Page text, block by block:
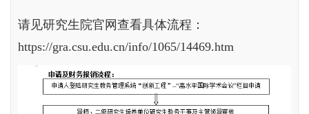
请见研究生院官网查看具体流程：
https://gra.csu.edu.cn/info/1065/14469.htm